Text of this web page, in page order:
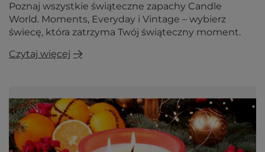
Poznaj wszystkie świąteczne zapachy Candle
World. Moments, Everyday i Vintage – wybierz
świecę, która zatrzyma Twój świąteczny moment.
Czytaj więcej